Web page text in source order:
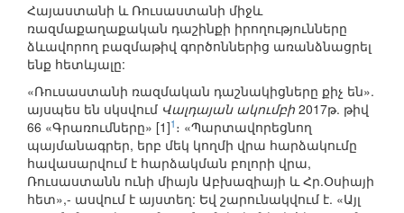
Հայաստանի և Ռուսաստանի միջև
ռազմաքաղաքական դաշինքի իրողությունները
ձևավորող բազմաթիվ գործոններից առանձնացրել
ենք հետևյալը:
«Ռուսաստանի ռազմական դաշնակիցները քիչ են».
այսպես են սկսվում Վալդայան ակումբի 2017թ. թիվ
66 «Գրառումները» [1]1 ։ «Պարտավորեցնող
պայմանագրեր, երբ մեկ կողմի վրա հարձակումը
հավասարվում է հարձակման բոլորի վրա,
Ռուսաստանն ունի միայն Աբխազիայի և Հր.Օսիայի
հետ»,- ասվում է այստեղ: Եվ շարունակվում է. «Այլ